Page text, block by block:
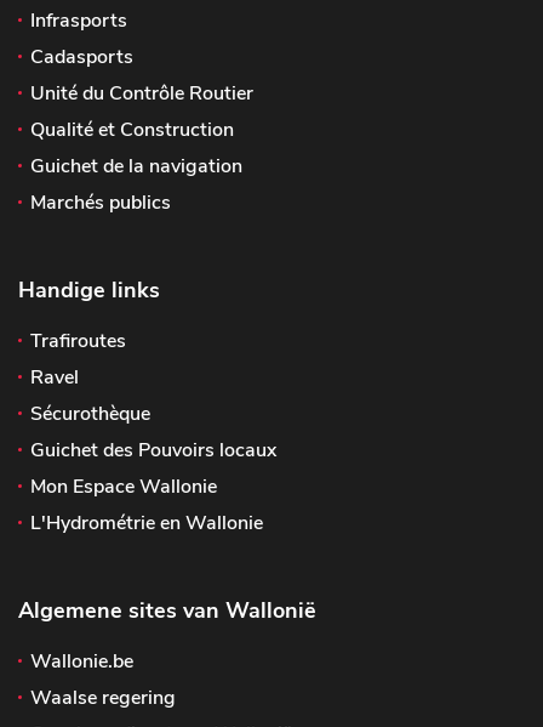
Infrasports
Cadasports
Unité du Contrôle Routier
Qualité et Construction
Guichet de la navigation
Marchés publics
Handige links
Trafiroutes
Ravel
Sécurothèque
Guichet des Pouvoirs locaux
Mon Espace Wallonie
L'Hydrométrie en Wallonie
Algemene sites van Wallonië
Wallonie.be
Waalse regering